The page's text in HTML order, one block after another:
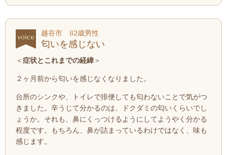
越谷市 82歳男性
匂いを感じない
＜症状とこれまでの経緯＞
２ヶ月前から匂いを感じなくなりました。
台所のシンクや、トイレで排便しても匂わないことで気がつ
きました。辛うじて分かるのは、ドクダミの匂いくらいでし
ょうか。それも、鼻にくっつけるようにしてようやく分かる
程度です。もちろん、 鼻が詰まっているわけではなく、味も
感じます。